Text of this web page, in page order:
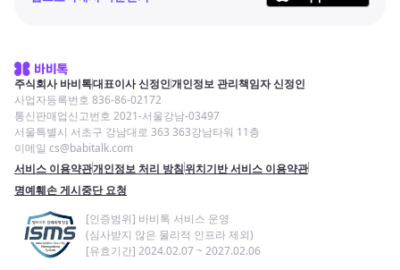
주식회사 바비톡대표이사 신정인개인정보 관리책임자 신정인
사업자등록번호 836-86-02172
통신판매업신고번호 2021-서울강남-03497
서울특별시 서초구 강남대로 363 363강남타워 11층
이메일 cs@babitalk.com
서비스 이용약관개인정보 처리 방침위치기반 서비스 이용약관
명예훼손 게시중단 요청
[인증범위] 바비톡 서비스 운영
(심사받지 않은 물리적 인프라 제외)
[유효기간] 2024.02.07 ~ 2027.02.06